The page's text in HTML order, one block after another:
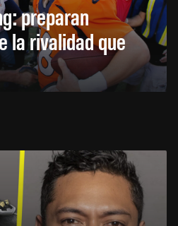
preparan
la rivalidad que